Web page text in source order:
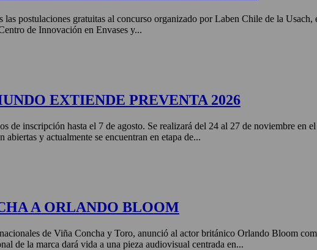
las postulaciones gratuitas al concurso organizado por Laben Chile de la
de Innovación en Envases y...
EXTIENDE PREVENTA 2026
de inscripción hasta el 7 de agosto. Se realizará del 24 al 27 de noviembre en
y actualmente se encuentran en etapa de...
A ORLANDO BLOOM
de Viña Concha y Toro, anunció al actor británico Orlando Bloom
de la marca dará vida a una pieza audiovisual centrada en...